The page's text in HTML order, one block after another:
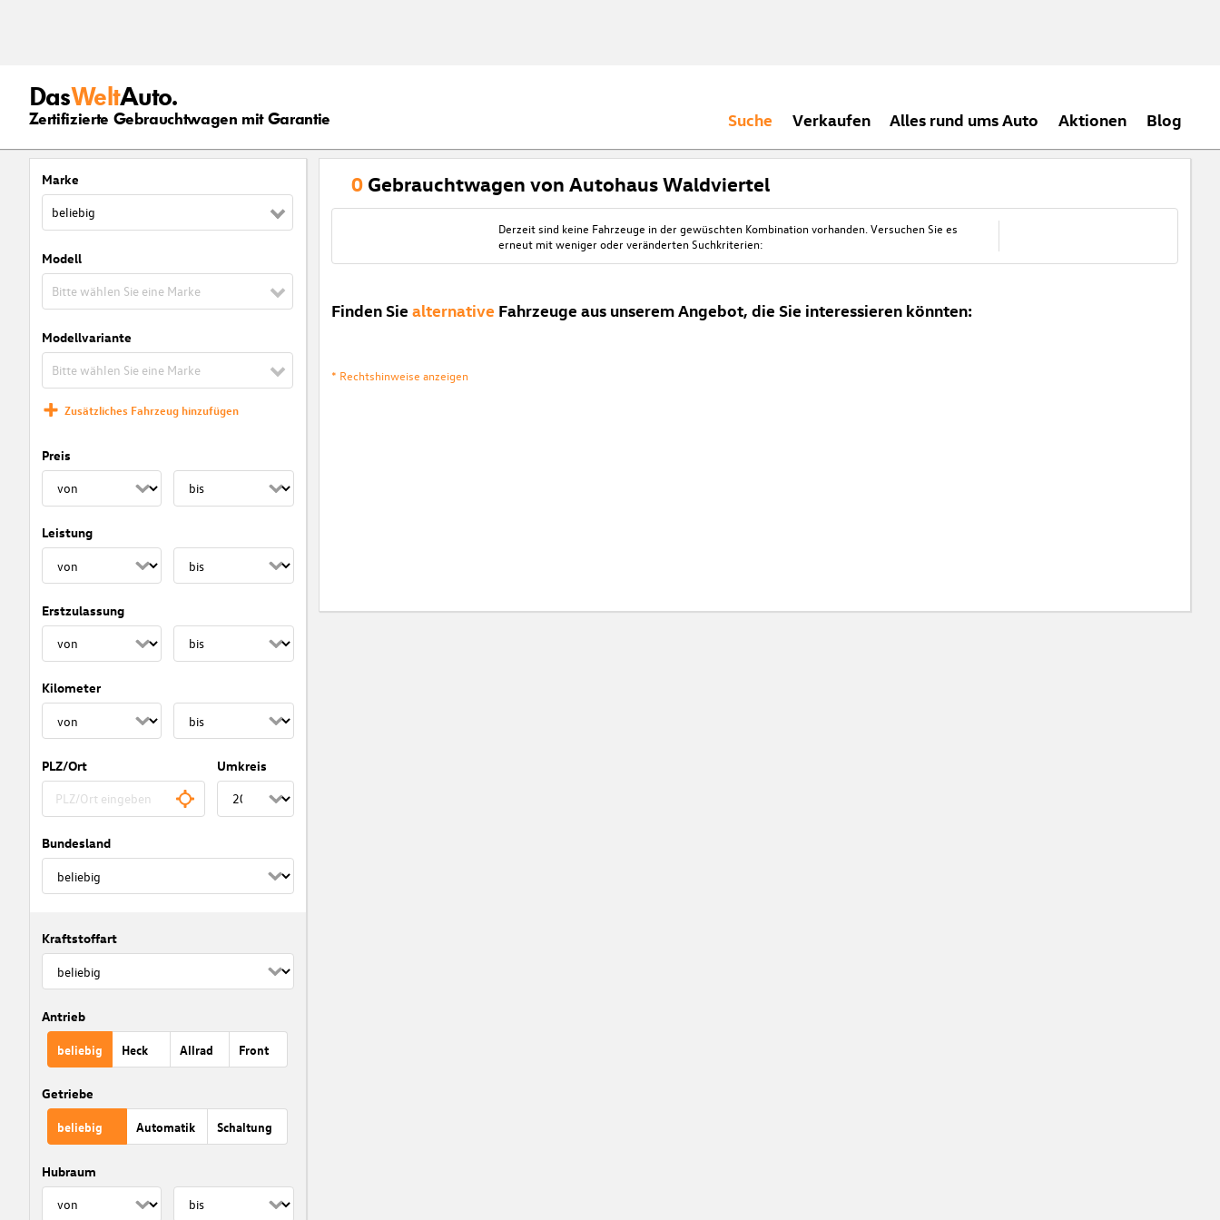
DasWeltAuto.
Zertifizierte Gebrauchtwagen mit Garantie Suche Verkaufen Alles rund ums Auto Aktionen Blog
Marke
beliebig
Modell
Bitte wählen Sie eine Marke
Modellvariante
Bitte wählen Sie eine Marke
Zusätzliches Fahrzeug hinzufügen
Preis
Leistung
Erstzulassung
Kilometer
PLZ/Ort Umkreis
Bundesland
Kraftstoffart
Antrieb
beliebig Heck Allrad Front
Getriebe
beliebig Automatik Schaltung
Hubraum
0 Gebrauchtwagen von Autohaus Waldviertel
Derzeit sind keine Fahrzeuge in der gewüschten Kombination vorhanden. Versuchen Sie es
erneut mit weniger oder veränderten Suchkriterien:
Finden Sie alternative Fahrzeuge aus unserem Angebot, die Sie interessieren könnten:
* Rechtshinweise anzeigen